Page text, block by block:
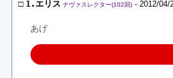
□ 1.エリス ナヴァスレクター(102回)- 2012/04/
あげ